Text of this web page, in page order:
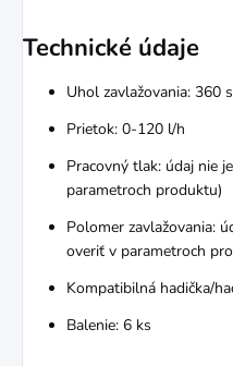
Technické údaje
Uhol zavlažovania: 360
Prietok: 0-120 l/h
Pracovný tlak: údaj nie
parametroch produktu)
Polomer zavlažovania:
overiť v parametroch
Kompatibilná hadička/
Balenie: 6 ks